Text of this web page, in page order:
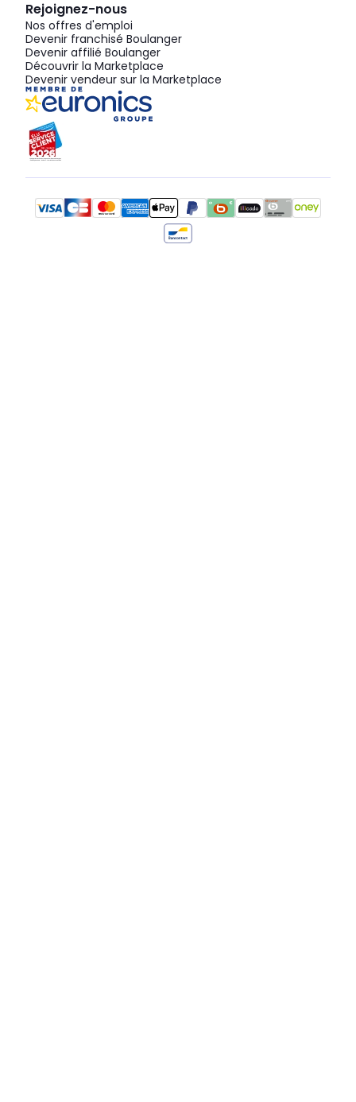
Rejoignez-nous
Nos offres d'emploi
Devenir franchisé Boulanger
Devenir affilié Boulanger
Découvrir la Marketplace
Devenir vendeur sur la Marketplace